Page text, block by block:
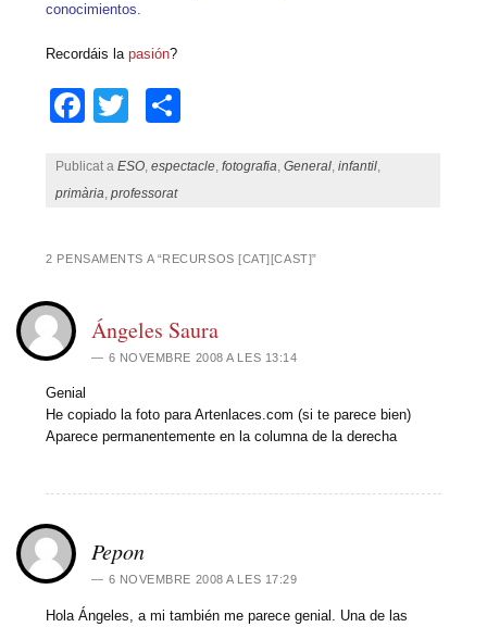
conocimientos.
Recordáis lapasión?
Facebook
Twitter
Publicat aESO,espectacle,fotografia,General,infantil,
primària,professorat
2 PENSAMENTS A “RECURSOS [CAT][CAST]”
Ángeles Saura
6 NOVEMBRE 2008 A LES 13:14
Genial
He copiado la foto para Artenlaces.com (si te parece bien)
Aparece permanentemente en la columna de la derecha
Pepon
6 NOVEMBRE 2008 A LES 17:29
Hola Ángeles, a mi también me parece genial. Una de las